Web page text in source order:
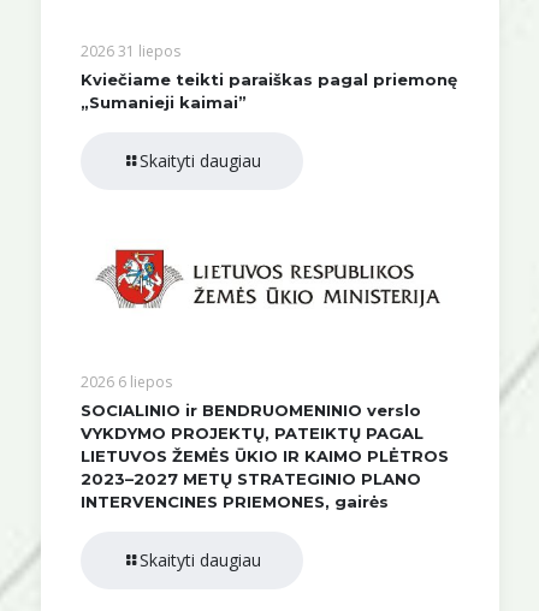
2026 31 liepos
Kviečiame teikti paraiškas pagal priemonę
„Sumanieji kaimai”
Skaityti daugiau
2026 6 liepos
SOCIALINIO ir BENDRUOMENINIO verslo
VYKDYMO PROJEKTŲ, PATEIKTŲ PAGAL
LIETUVOS ŽEMĖS ŪKIO IR KAIMO PLĖTROS
2023–2027 METŲ STRATEGINIO PLANO
INTERVENCINES PRIEMONES, gairės
Skaityti daugiau